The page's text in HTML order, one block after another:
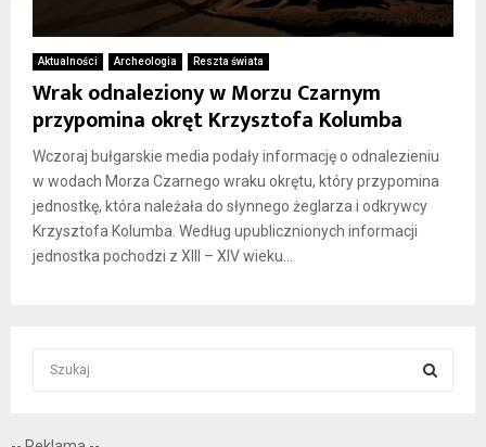
Aktualności Archeologia Reszta świata
Wrak odnaleziony w Morzu Czarnym
przypomina okręt Krzysztofa Kolumba
Wczoraj bułgarskie media podały informację o odnalezieniu
w wodach Morza Czarnego wraku okrętu, który przypomina
jednostkę, która należała do słynnego żeglarza i odkrywcy
Krzysztofa Kolumba. Według upublicznionych informacji
jednostka pochodzi z XIII – XIV wieku...